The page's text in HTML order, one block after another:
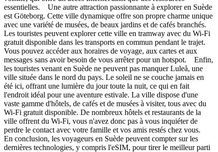
essentielles. Une autre attraction passionnante à explorer en Suède
est Göteborg. Cette ville dynamique offre son propre charme unique
avec une variété de musées, de beaux jardins et de cafés branchés.
Les touristes peuvent explorer cette ville en tramway avec du Wi-Fi
gratuit disponible dans les transports en commun pendant le trajet.
Vous pouvez accéder aux horaires de voyage, aux cartes et aux
messages sans avoir besoin de vous arrêter pour un hotspot. Enfin,
les touristes venant en Suède ne peuvent pas manquer Luleå, une
ville située dans le nord du pays. Le soleil ne se couche jamais en
été ici, offrant une lumière du jour toute la nuit, ce qui en fait
l'endroit idéal pour une aventure estivale. La ville dispose d'une
vaste gamme d'hôtels, de cafés et de musées à visiter, tous avec du
Wi-Fi gratuit disponible. De nombreux hôtels et restaurants de la
ville offrent du Wi-Fi, vous n'avez donc pas à vous inquiéter de
perdre le contact avec votre famille et vos amis restés chez vous.
En conclusion, les voyageurs en Suède peuvent compter sur les
dernières technologies, y compris l'eSIM, pour tirer le meilleur parti